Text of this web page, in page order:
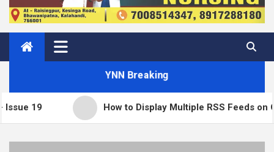
YNN Breaking
How to Display Multiple RSS Feeds on One Page